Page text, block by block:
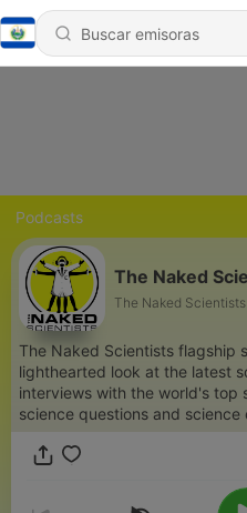
Podcasts
The Naked
The Naked Scientists
The Naked Scientists flagship
lighthearted look at the latest
interviews with the world's top
science questions and